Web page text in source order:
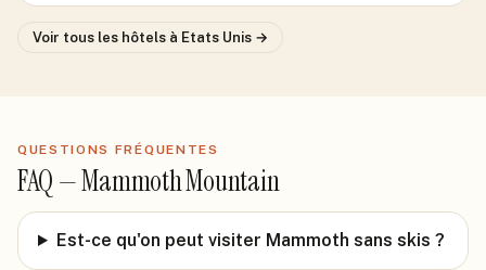
Voir tous les hôtels à Etats Unis →
QUESTIONS FRÉQUENTES
FAQ —Mammoth Mountain
Est-ce qu'on peut visiter Mammoth sans skis ?